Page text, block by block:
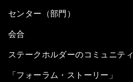
センター（部門）
会合
ステークホルダーのコミュニティ
「フォーラム・ストーリー」